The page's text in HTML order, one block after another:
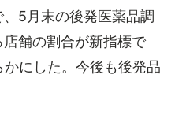
5月末の後発医薬品調
舗の割合が新指標で
にした。今後も後発品